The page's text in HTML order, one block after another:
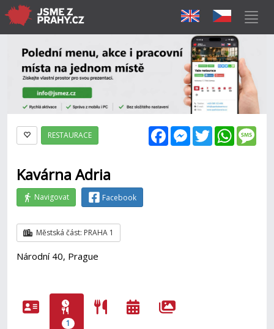
FacebookMessenger
Twitter
RESTAURACE
Kavárna Adria
Navigovat Facebook
Městská část: PRAHA 1
Národní 40, Prague
1